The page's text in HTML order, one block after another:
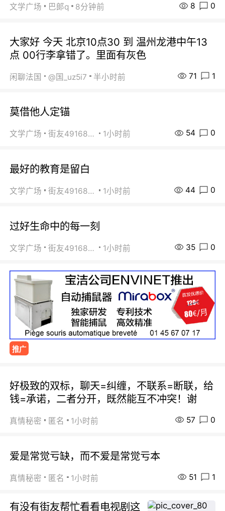
文学广场 巴郞q 8分钟前 8 0
大家好 今天 北京10点30 到 温州龙港中午13
点 00行李拿错了。里面有灰色
闲聊法国 @国_uz5i7 半小时前 71 1
莫借他人定锚
文学广场 街友49168527 1小时前 54 0
最好的教育是留白
文学广场 街友49168527 1小时前 44 0
过好生命中的每一刻
文学广场 街友49168527 1小时前 35 0
推广
好极致的双标，聊天=纠缠，不联系=断联，给
钱=承诺，二者分开，既然能互不冲突！谢
真情秘密 匿名 1小时前 57 0
爱是常觉亏缺，而不爱是常觉亏本
真情秘密 匿名 1小时前 51 1
有没有街友帮忙看看电视剧这